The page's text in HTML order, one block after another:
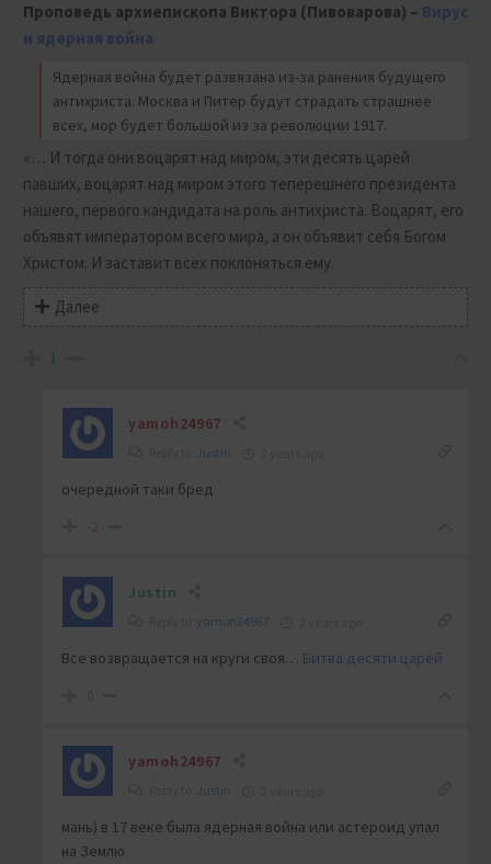
Проповедь архиепископа Виктора (Пивоварова) – Вирус
и ядерная война
Ядерная война будет развязана из-за ранения будущего
антихриста. Москва и Питер будут страдать страшнее
всех, мор будет большой из за революции 1917.
«… И тогда они воцарят над миром, эти десять царей
павших, воцарят над миром этого теперешнего президента
нашего, первого кандидата на роль антихриста. Воцарят, его
объявят императором всего мира, а он объявит себя Богом
Христом. И заставит всех поклоняться ему.
Далее
1
yamoh24967
Justin
очередной таки бред
-2
Justin
yamoh24967
Все возвращается на круги своя… Битва десяти царей
yamoh24967
Justin
мань) в 17 веке была ядерная война или астероид упал
на Землю